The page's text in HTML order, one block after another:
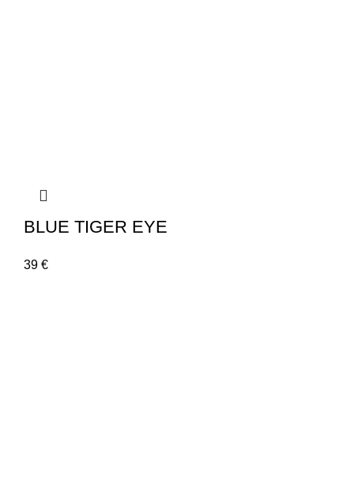
BLUE TIGER EYE
39 €